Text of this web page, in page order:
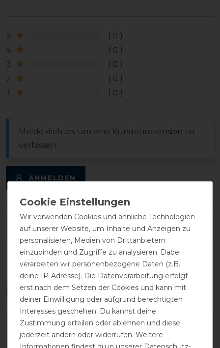
5
0
4
0
3
0
2
0
1
0
Melde dich an, um eine Kundenrezension zu
verfassen.
ANMELDEN
DETAILS ZUR PRODUKTSICHERHEIT
Diese Produkte könnten dich auch
interessieren
Wir verwenden Cookies und ähnliche Technologien
auf unserer Website, um Inhalte und Anzeigen zu
personalisieren, Medien von Drittanbietern
einzubinden und Zugriffe zu analysieren. Dabei
verarbeiten wir personenbezogene Daten (z.B.
deine IP-Adresse). Die Datenverarbeitung erfolgt
erst nach dem Setzen der Cookies und kann mit
deiner Einwilligung oder aufgrund berechtigten
Interesses geschehen. Du kannst deine
Zustimmung erteilen oder ablehnen und diese
jederzeit ändern oder widerrufen. Weitere